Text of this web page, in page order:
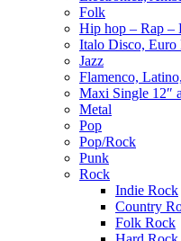
Folk
Hip hop – Rap –
Italo Disco, Euro
Jazz
Flamenco,
Maxi Single 12″
Metal
Pop
Pop/Rock
Punk
Rock
Indie Rock
Country
Folk Rock